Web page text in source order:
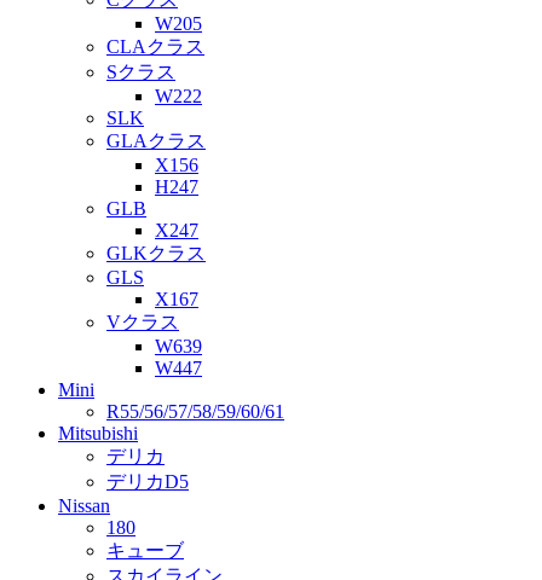
W205
CLAクラス
Sクラス
W222
SLK
GLAクラス
X156
H247
GLB
X247
GLKクラス
GLS
X167
Vクラス
W639
W447
Mini
R55/56/57/58/59/60/61
Mitsubishi
デリカ
デリカD5
Nissan
180
キューブ
スカイライン